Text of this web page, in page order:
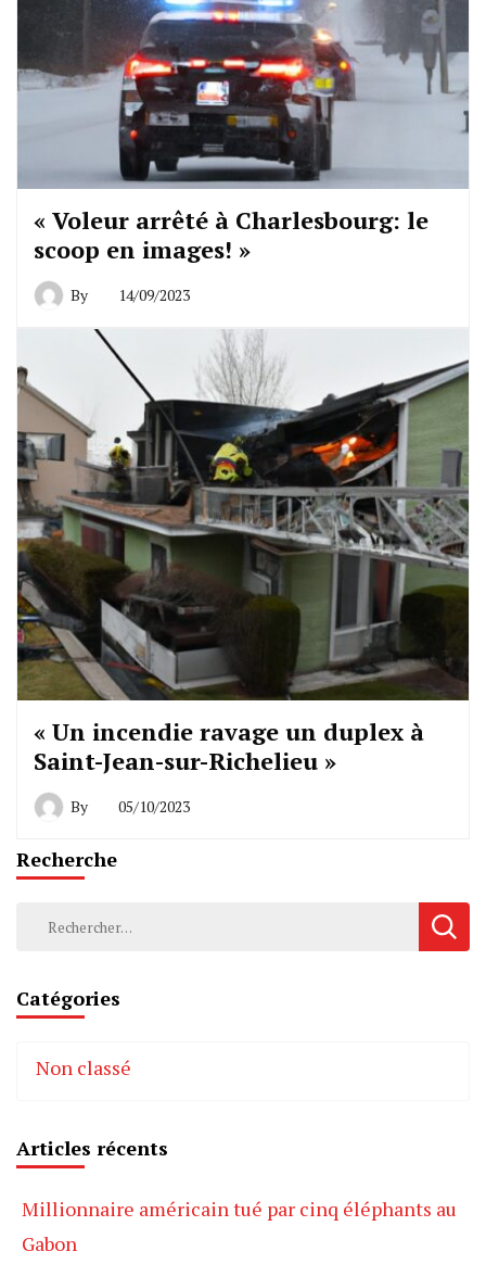
« Voleur arrêté à Charlesbourg: le
scoop en images! »
By 14/09/2023
« Un incendie ravage un duplex à
Saint-Jean-sur-Richelieu »
By 05/10/2023
Recherche
Rechercher :
Catégories
Non classé
Articles récents
Millionnaire américain tué par cinq éléphants au
Gabon